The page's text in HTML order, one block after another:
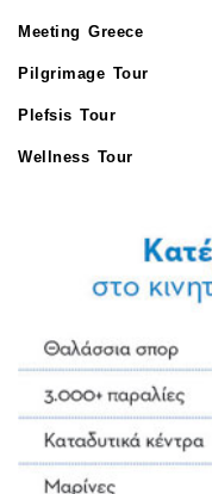
Meeting Greece
Pilgrimage Tour
Plefsis Tour
Wellness Tour